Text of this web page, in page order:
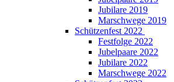
Jubilare 2019
Marschwege 2019
Schützenfest 2022
Festfolge 2022
Jubelpaare 2022
Jubilare 2022
Marschwege 2022